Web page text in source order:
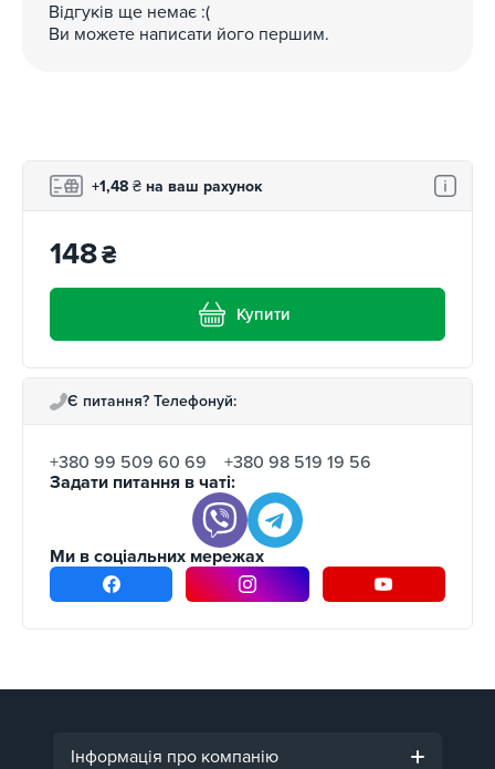
Відгуків ще немає :(
Ви можете написати його першим.
+1,48 ₴ на ваш рахунок
148₴
Купити
Є питання? Телефонуй:
+380 99 509 60 69
+380 98 519 19 56
Задати питання в чаті:
Ми в соціальних мережах
Інформація про компанію